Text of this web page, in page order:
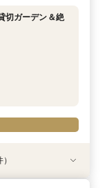
切ガーデン＆絶